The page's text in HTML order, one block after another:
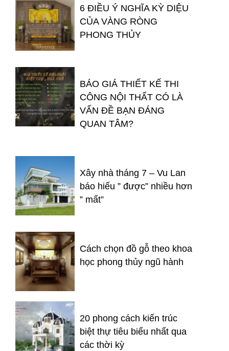
6 ĐIỀU Ý NGHĨA KỲ DIỆU
CỦA VÀNG RÒNG
PHONG THỦY
BÁO GIÁ THIẾT KẾ THI
CÔNG NỘI THẤT CÓ LÀ
VẤN ĐỀ BẠN ĐÁNG
QUAN TÂM?
Xây nhà tháng 7 – Vu Lan
báo hiếu ” được” nhiều hơn
” mất”
Cách chọn đồ gỗ theo khoa
học phong thủy ngũ hành
20 phong cách kiến trúc
biệt thự tiêu biểu nhất qua
các thời kỳ